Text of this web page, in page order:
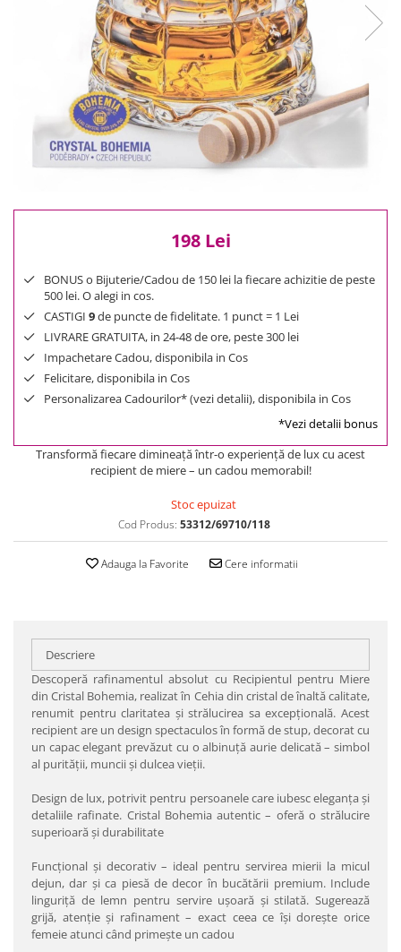
Cele mai votate
0 Lei - 100 Lei
100 Lei - 200 Lei
200 Lei - 300 Lei
300 Lei - 500 Lei
1000 Lei +
198 Lei
BONUS o Bijuterie/Cadou de 150 lei la fiecare achizitie de peste
500 lei. O alegi in cos.
CASTIGI 9de puncte de fidelitate. 1 punct = 1 Lei
LIVRARE GRATUITA, in 24-48 de ore, peste 300 lei
Impachetare Cadou, disponibila in Cos
Felicitare, disponibila in Cos
Personalizarea Cadourilor* (vezi detalii), disponibila in Cos
*Vezi detalii bonus
Transformă fiecare dimineață într-o experiență de lux cu acest
recipient de miere – un cadou memorabil!
Stoc epuizat
Cod Produs: 53312/69710/118
Adauga la Favorite Cere informatii
Descriere
Descoperă rafinamentul absolut cu Recipientul pentru Miere
din Cristal Bohemia, realizat în Cehia din cristal de înaltă calitate,
renumit pentru claritatea și strălucirea sa excepțională. Acest
recipient are un design spectaculos în formă de stup, decorat cu
un capac elegant prevăzut cu o albinuță aurie delicată – simbol
al purității, muncii și dulcea vieții.
Design de lux, potrivit pentru persoanele care iubesc eleganța și
detaliile rafinate. Cristal Bohemia autentic – oferă o strălucire
superioară și durabilitate
Funcțional și decorativ – ideal pentru servirea mierii la micul
dejun, dar și ca piesă de decor în bucătării premium. Include
linguriță de lemn pentru servire ușoară și stilată. Sugerează
grijă, atenție și rafinament – exact ceea ce își dorește orice
femeie atunci când primește un cadou